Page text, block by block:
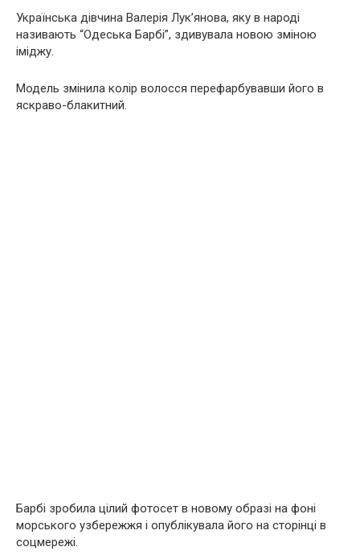
Українська дівчина Валерія Лук’янова, яку в народі
називають “Одеська Барбі”, здивувала новою зміною
іміджу.
Модель змінила колір волосся перефарбувавши його в
яскраво-блакитний.
Барбі зробила цілий фотосет в новому образі на фоні
морського узбережжя і опублікувала його на сторінці в
соцмережі.